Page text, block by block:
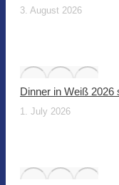
3. August 2026
Dinner in Weiß
1. July 2026